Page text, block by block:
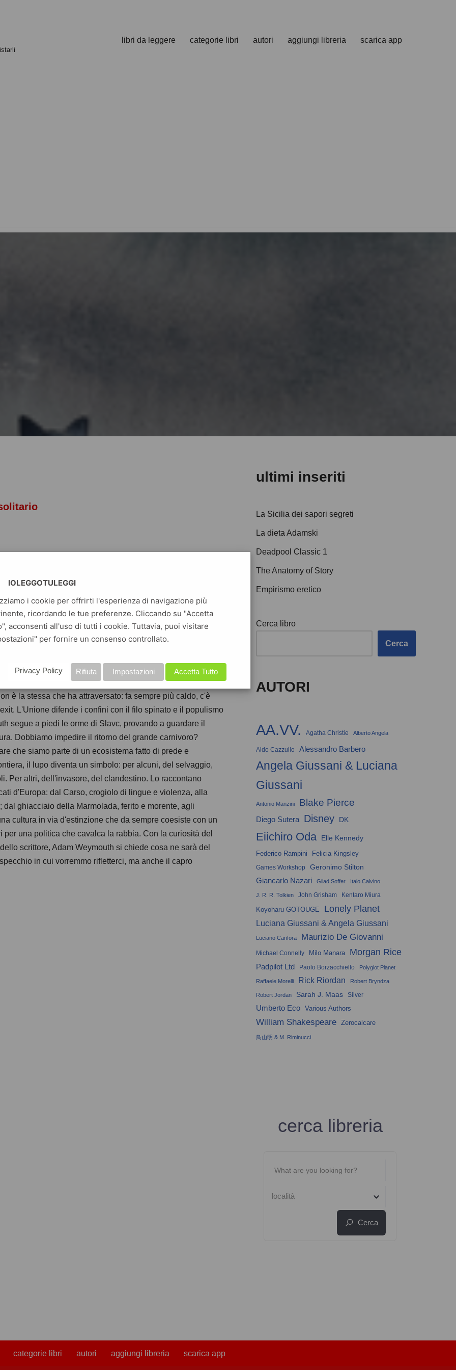
libri da leggere categorie libri autori aggiungi libreria scarica app
Weymouth
il lupo Slavc lascia le montagne slovene dove è nato. Nel
gelido inverno arriva in Austria, poi in Italia e si stabilisce in
veronese, dove mette su famiglia con un'altra lupa errante
Giulietta. Prima che partisse, in Italia del Nord non si
da secoli. Oggi, da lui discendono interi branchi. Ma
è la stessa che ha attraversato: fa sempre più caldo, c'è
L'Unione difende i confini con il filo spinato e il populismo
segue a piedi le orme di Slavc, provando a guardare il
Dobbiamo impedire il ritorno del grande carnivoro?
che siamo parte di un ecosistema fatto di prede e
il lupo diventa un simbolo: per alcuni, del selvaggio,
Per altri, dell'invasore, del clandestino. Lo raccontano
d'Europa: dal Carso, crogiolo di lingue e violenza, alla
ghiacciaio della Marmolada, ferito e morente, agli
cultura in via d'estinzione che da sempre coesiste con un
una politica che cavalca la rabbia. Con la curiosità del
scrittore, Adam Weymouth si chiede cosa ne sarà del
in cui vorremmo rifletterci, ma anche il capro
ultimi inseriti
La Sicilia dei sapori segreti
La dieta Adamski
Deadpool Classic 1
The Anatomy of Story
Empirismo eretico
Cerca libro
Cerca
AUTORI
AA.VV. Agatha Christie Alberto Angela
Aldo Cazzullo Alessandro Barbero
Angela Giussani & Luciana
Giussani
Antonio Manzini Blake Pierce
Diego Sutera Disney DK
Eiichiro Oda Elle Kennedy
Federico Rampini
Felicia Kingsley
Games Workshop
Geronimo Stilton
Giancarlo Nazari
Gilad Soffer Italo Calvino
J. R. R. Tolkien John Grisham Kentaro Miura
Koyoharu GOTOUGE Lonely Planet
Luciana Giussani & Angela Giussani
Luciano Canfora Maurizio De Giovanni
Michael Connelly Milo Manara Morgan Rice
Padpilot Ltd Paolo Borzacchiello Polyglot Planet
Raffaele Morelli Rick Riordan Robert Bryndza
Robert Jordan Sarah J. Maas Silver
Umberto Eco Various Authors
William Shakespeare Zerocalcare
鳥山明 & M. Riminucci
cerca libreria
località
Cerca
categorie libri autori aggiungi libreria scarica app
IOLEGGOTULEGGI
i cookie per offrirti l'esperienza di navigazione più
ricordando le tue preferenze. Cliccando su "Accetta
acconsenti all'uso di tutti i cookie. Tuttavia, puoi visitare
per fornire un consenso controllato.
Accetta Tutto
Impostazioni
Rifiuta
Privacy Policy